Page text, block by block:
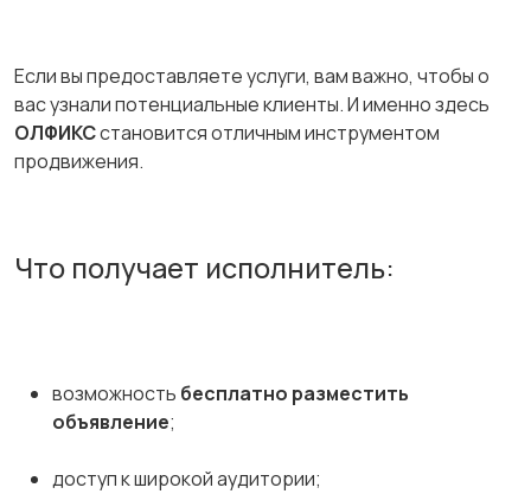
Если вы предоставляете услуги, вам важно, чтобы о
вас узнали потенциальные клиенты. И именно здесь
ОЛФИКСстановится отличным инструментом
продвижения.
Что получает исполнитель:
возможность бесплатно разместить
объявление;
доступ к широкой аудитории;